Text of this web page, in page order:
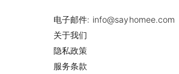
电子邮件: info@sayhomee.com
关于我们
隐私政策
服务条款